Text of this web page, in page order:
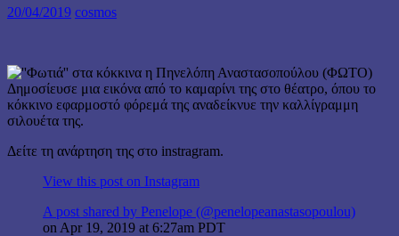
20/04/2019 cosmos
Δημοσίευσε μια εικόνα από το καμαρίνι της στο θέατρο, όπου το
κόκκινο εφαρμοστό φόρεμά της αναδείκνυε την καλλίγραμμη
σιλουέτα της.
Δείτε τη ανάρτηση της στο instragram.
View this post on Instagram
A post shared by Penelope (@penelopeanastasopoulou)
on Apr 19, 2019 at 6:27am PDT